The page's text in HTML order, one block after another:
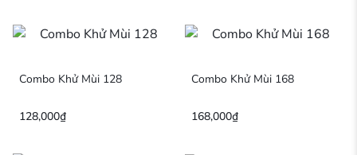
Combo Khử Mùi 128
128,000₫
Combo Khử Mùi 168
168,000₫